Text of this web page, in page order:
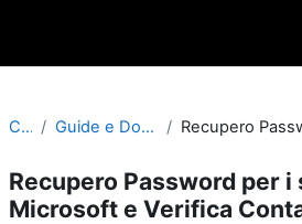
Corsi Guide e Documentazioni
Recupero Password per i
Microsoft e Verifica